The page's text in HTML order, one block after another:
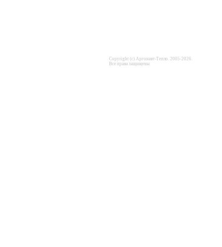
Copyright (c) Аргонавт-Тепло. 2005-2026.
Все права защищены